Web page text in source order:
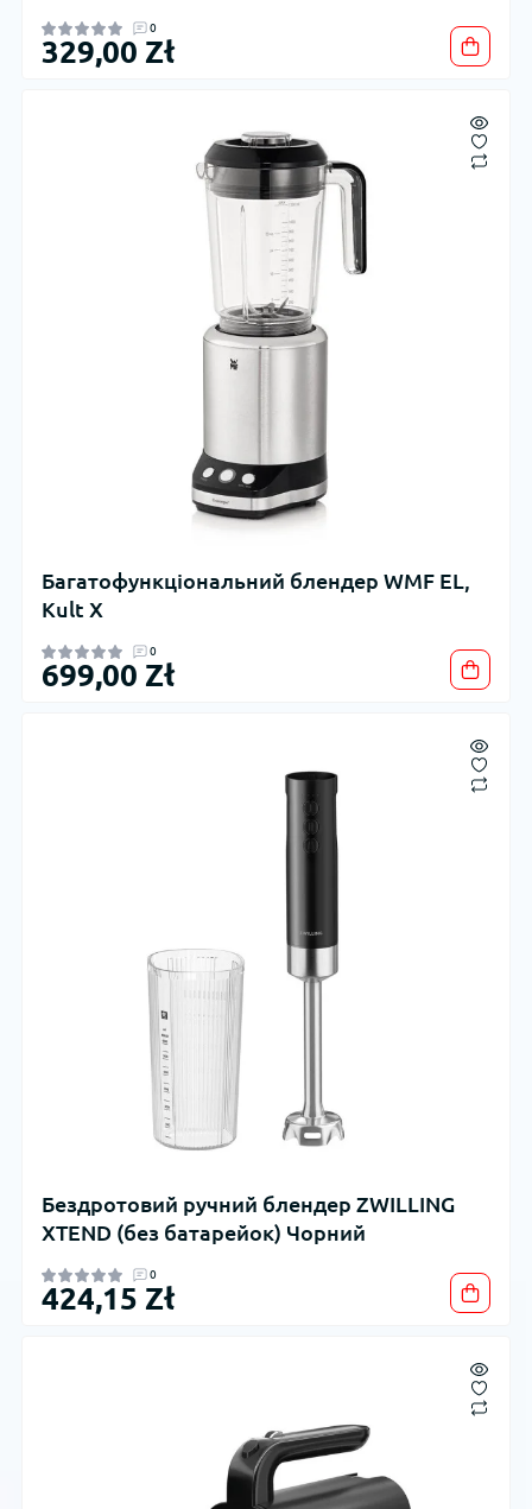
0
329,00 Zł
Багатофункціональний блендер WMF EL,
Kult X
0
699,00 Zł
Бездротовий ручний блендер ZWILLING
XTEND (без батарейок) Чорний
0
424,15 Zł